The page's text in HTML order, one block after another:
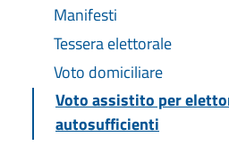
Manifesti
Tessera elettorale
Voto domiciliare
Voto assistito per
autosufficienti